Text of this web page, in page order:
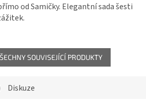
od Samičky. Elegantní sada šesti
SOUVISEJÍCÍ PRODUKTY
Diskuze